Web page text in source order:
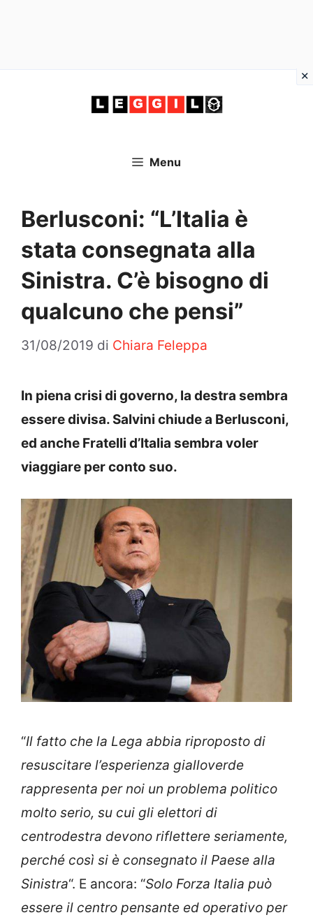
Menu
Berlusconi: “L’Italia è
stata consegnata alla
Sinistra. C’è bisogno di
qualcuno che pensi”
31/08/2019 di Chiara Feleppa
In piena crisi di governo, la destra sembra
essere divisa. Salvini chiude a Berlusconi,
ed anche Fratelli d’Italia sembra voler
viaggiare per conto suo.
“Il fatto che la Lega abbia riproposto di
resuscitare l’esperienza gialloverde
rappresenta per noi un problema politico
molto serio, su cui gli elettori di
centrodestra devono riflettere seriamente,
perché così si è consegnato il Paese alla
Sinistra“. E ancora: “Solo Forza Italia può
essere il centro pensante ed operativo per